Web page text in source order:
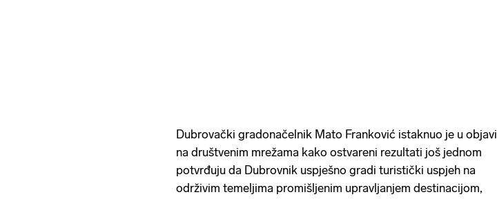
Dubrovački gradonačelnik Mato Franković istaknuo je u objavi
na društvenim mrežama kako ostvareni rezultati još jednom
potvrđuju da Dubrovnik uspješno gradi turistički uspjeh na
održivim temeljima promišljenim upravljanjem destinacijom,